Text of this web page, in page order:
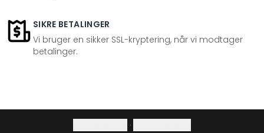
SIKRE BETALINGER
Vi bruger en sikker SSL-kryptering, når vi modtager
betalinger.
·